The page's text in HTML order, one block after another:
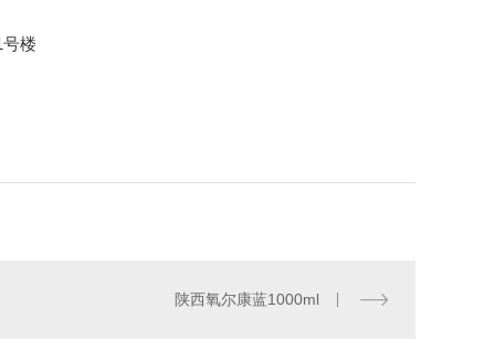
号楼
陕西氧尔康蓝1000ml